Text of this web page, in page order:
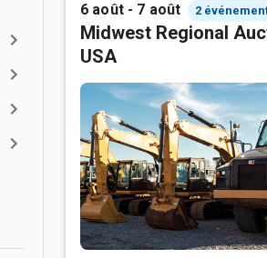
6 août - 7 août 2
Midwest Regional
USA